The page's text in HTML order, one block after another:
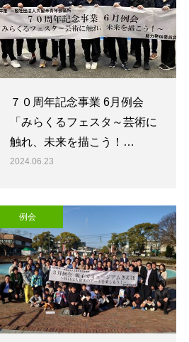
７０周年記念事業 6月例会
「みらくるフェスタ～芸術に
触れ、未来を描こう！…
2024.06.23
例会